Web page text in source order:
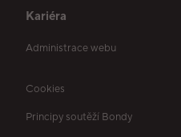
Kariéra
Administrace webu
Cookies
Principy soutěží Bondy